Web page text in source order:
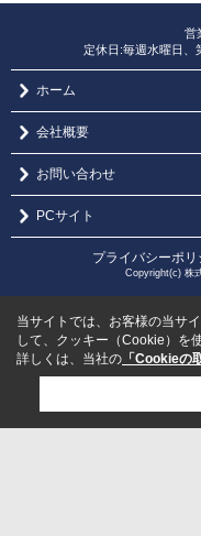
営
定休日:毎週水曜日、
ホーム
会社概要
お問い合わせ
PCサイト
プライバシーポリ
Copyright(c) 株
当サイトでは、お客様の当サ
して、クッキー（Cookie）を
詳しくは、当社の 「Cookieの